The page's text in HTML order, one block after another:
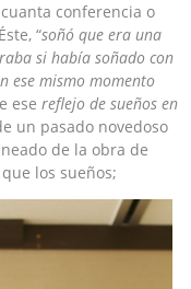
conferencia o
“soñó que era una
si había soñado con
ese mismo momento
ese reflejo de sueños en
un pasado novedoso
de la obra de
los sueños;